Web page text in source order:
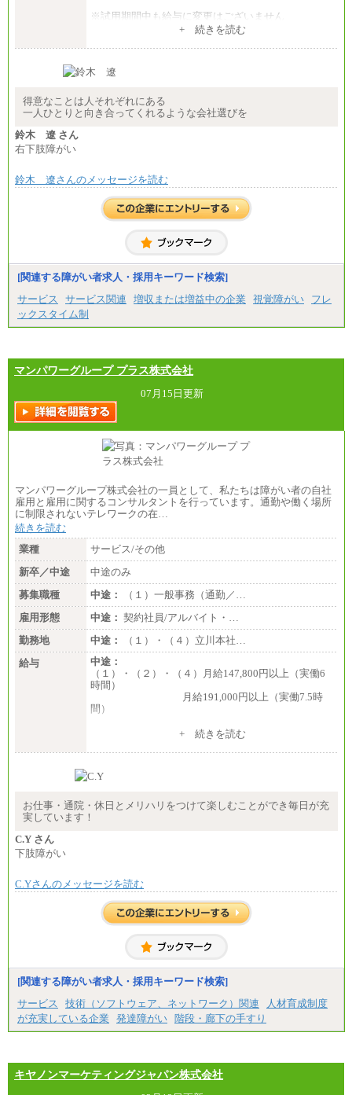
※試用期間中も給与に変更はございません
大学・大学院卒 初任給 月給242,000円
最終学歴に応じ、上記新卒給与（高卒の場合は、月
して算定した調整手当を加算した額
※試用期間中も給与に変更はございません
+ 続きを読む
得意なことは人それぞれにある
一人ひとりと向き合ってくれるような会社選びを
鈴木 遼 さん
右下肢障がい
鈴木 遼さんのメッセージを読む
[関連する障がい者求人・採用キーワード検索]
サービス
サービス関連 増収または増益中の企業 視覚障がい
フレ
ックスタイム制
マンパワーグループ プラス株式会社
07月15日更新
マンパワーグループ株式会社の一員として、私たちは障がい者の自社
雇用と雇用に関するコンサルタントを行っています。通勤や働く場所
に制限されないテレワークの在…
続きを読む
業種
サービス/その他
新卒／中途
中途のみ
募集職種
中途：
（１）一般事務（通勤／…
雇用形態
中途： 契約社員/アルバイト・…
勤務地
中途：
（１）・（４）立川本社…
給与
中途：
（１）・（２）・（４）月給147,800円以上（実働6
時間）
月給191,000円以上（実働7.5時
間）
（３）月給191,000円以上（実働7.5時間）
（５）月給147,800円以上（実働6時間）
時給 1,226円（実働4.5時間）
間額換算額）
・退職金相当手当 37円
+ 続きを読む
お仕事・通院・休日とメリハリをつけて楽しむことができ毎日が充
実しています！
C.Y さん
下肢障がい
C.Yさんのメッセージを読む
[関連する障がい者求人・採用キーワード検索]
サービス
技術（ソフトウェア、ネットワーク）関連
人材育成制度
が充実している企業
発達障がい 階段・廊下の手すり
キヤノンマーケティングジャパン株式会社